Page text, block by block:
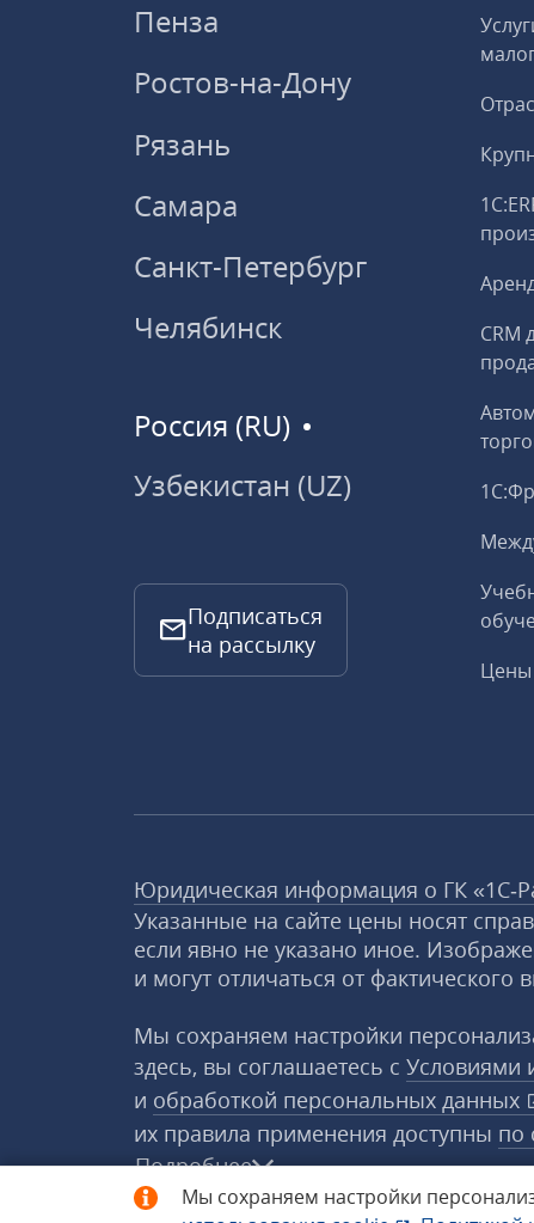
Мы сохраняем настройки
Пенза
Ростов-на-Дону
Рязань
Самара
Санкт-Петербург
Челябинск
Россия (RU)
Узбекистан (UZ)
Подписаться
на рассылку
CRM
Цены
Юридическая информация о ГК
Указанные на сайте цены носят
если явно не указано иное.
и могут отличаться от фактического
Мы сохраняем настройки
здесь, вы соглашаетесь с Условиями
и обработкой персональных данных
их правила применения доступны по
Подробнее